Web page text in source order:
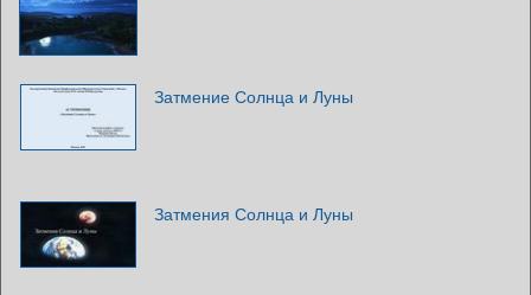
Затмение Солнца и Луны
Затмения Солнца и Луны